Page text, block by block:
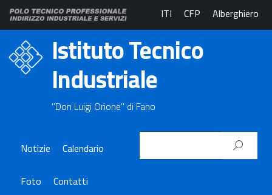
ITI CFP Alberghiero
Istituto Tecnico
Industriale
"Don Luigi Orione" di Fano
Notizie Calendario
Foto Contatti